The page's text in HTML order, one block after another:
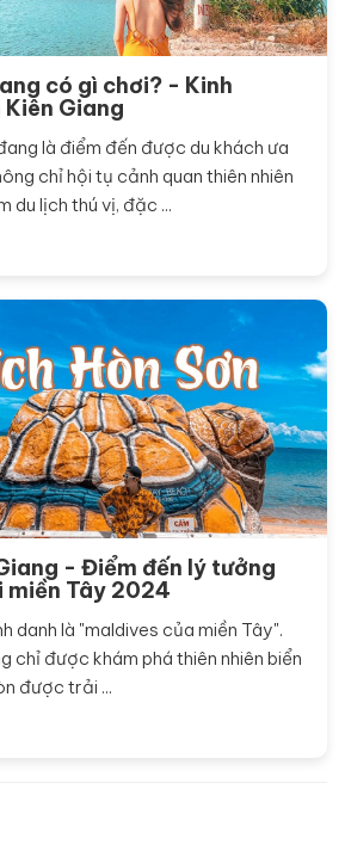
có gì chơi? - Kinh
Giang
là điểm đến được du khách ưa
chỉ hội tụ cảnh quan thiên nhiên
du lịch thú vị, đặc ...
- Điểm đến lý tưởng
miền Tây 2024
danh là "maldives của miền Tây".
chỉ được khám phá thiên nhiên biển
được trải ...